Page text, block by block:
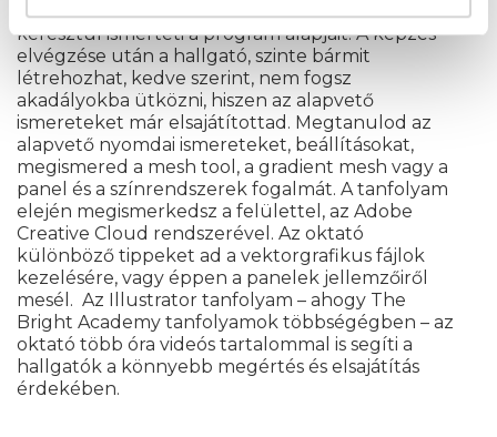
Az Adobe Illustrator tanfolyam, nyolc modulon
keresztül ismerteti a program alapjait. A képzés
elvégzése után a hallgató, szinte bármit
létrehozhat, kedve szerint, nem fogsz
akadályokba ütközni, hiszen az alapvető
ismereteket már elsajátítottad. Megtanulod az
alapvető nyomdai ismereteket, beállításokat,
megismered a mesh tool, a gradient mesh vagy a
panel és a színrendszerek fogalmát. A tanfolyam
elején megismerkedsz a felülettel, az Adobe
Creative Cloud rendszerével. Az oktató
különböző tippeket ad a vektorgrafikus fájlok
kezelésére, vagy éppen a panelek jellemzőiről
mesél. Az Illustrator tanfolyam – ahogy The
Bright Academy tanfolyamok többségégben – az
oktató több óra videós tartalommal is segíti a
hallgatók a könnyebb megértés és elsajátítás
érdekében.